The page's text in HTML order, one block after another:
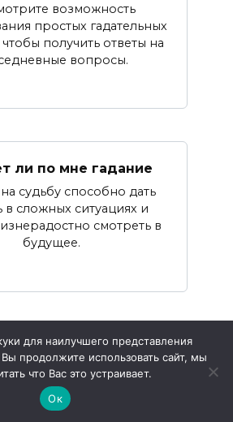
возможность
простых гадательных
получить ответы на
вопросы.
ли по мне гадание
судьбу способно дать
в сложных ситуациях и
смотреть в
будущее.
для наилучшего представления
продолжите использовать сайт, мы
что Вас это устраивает.
Ок